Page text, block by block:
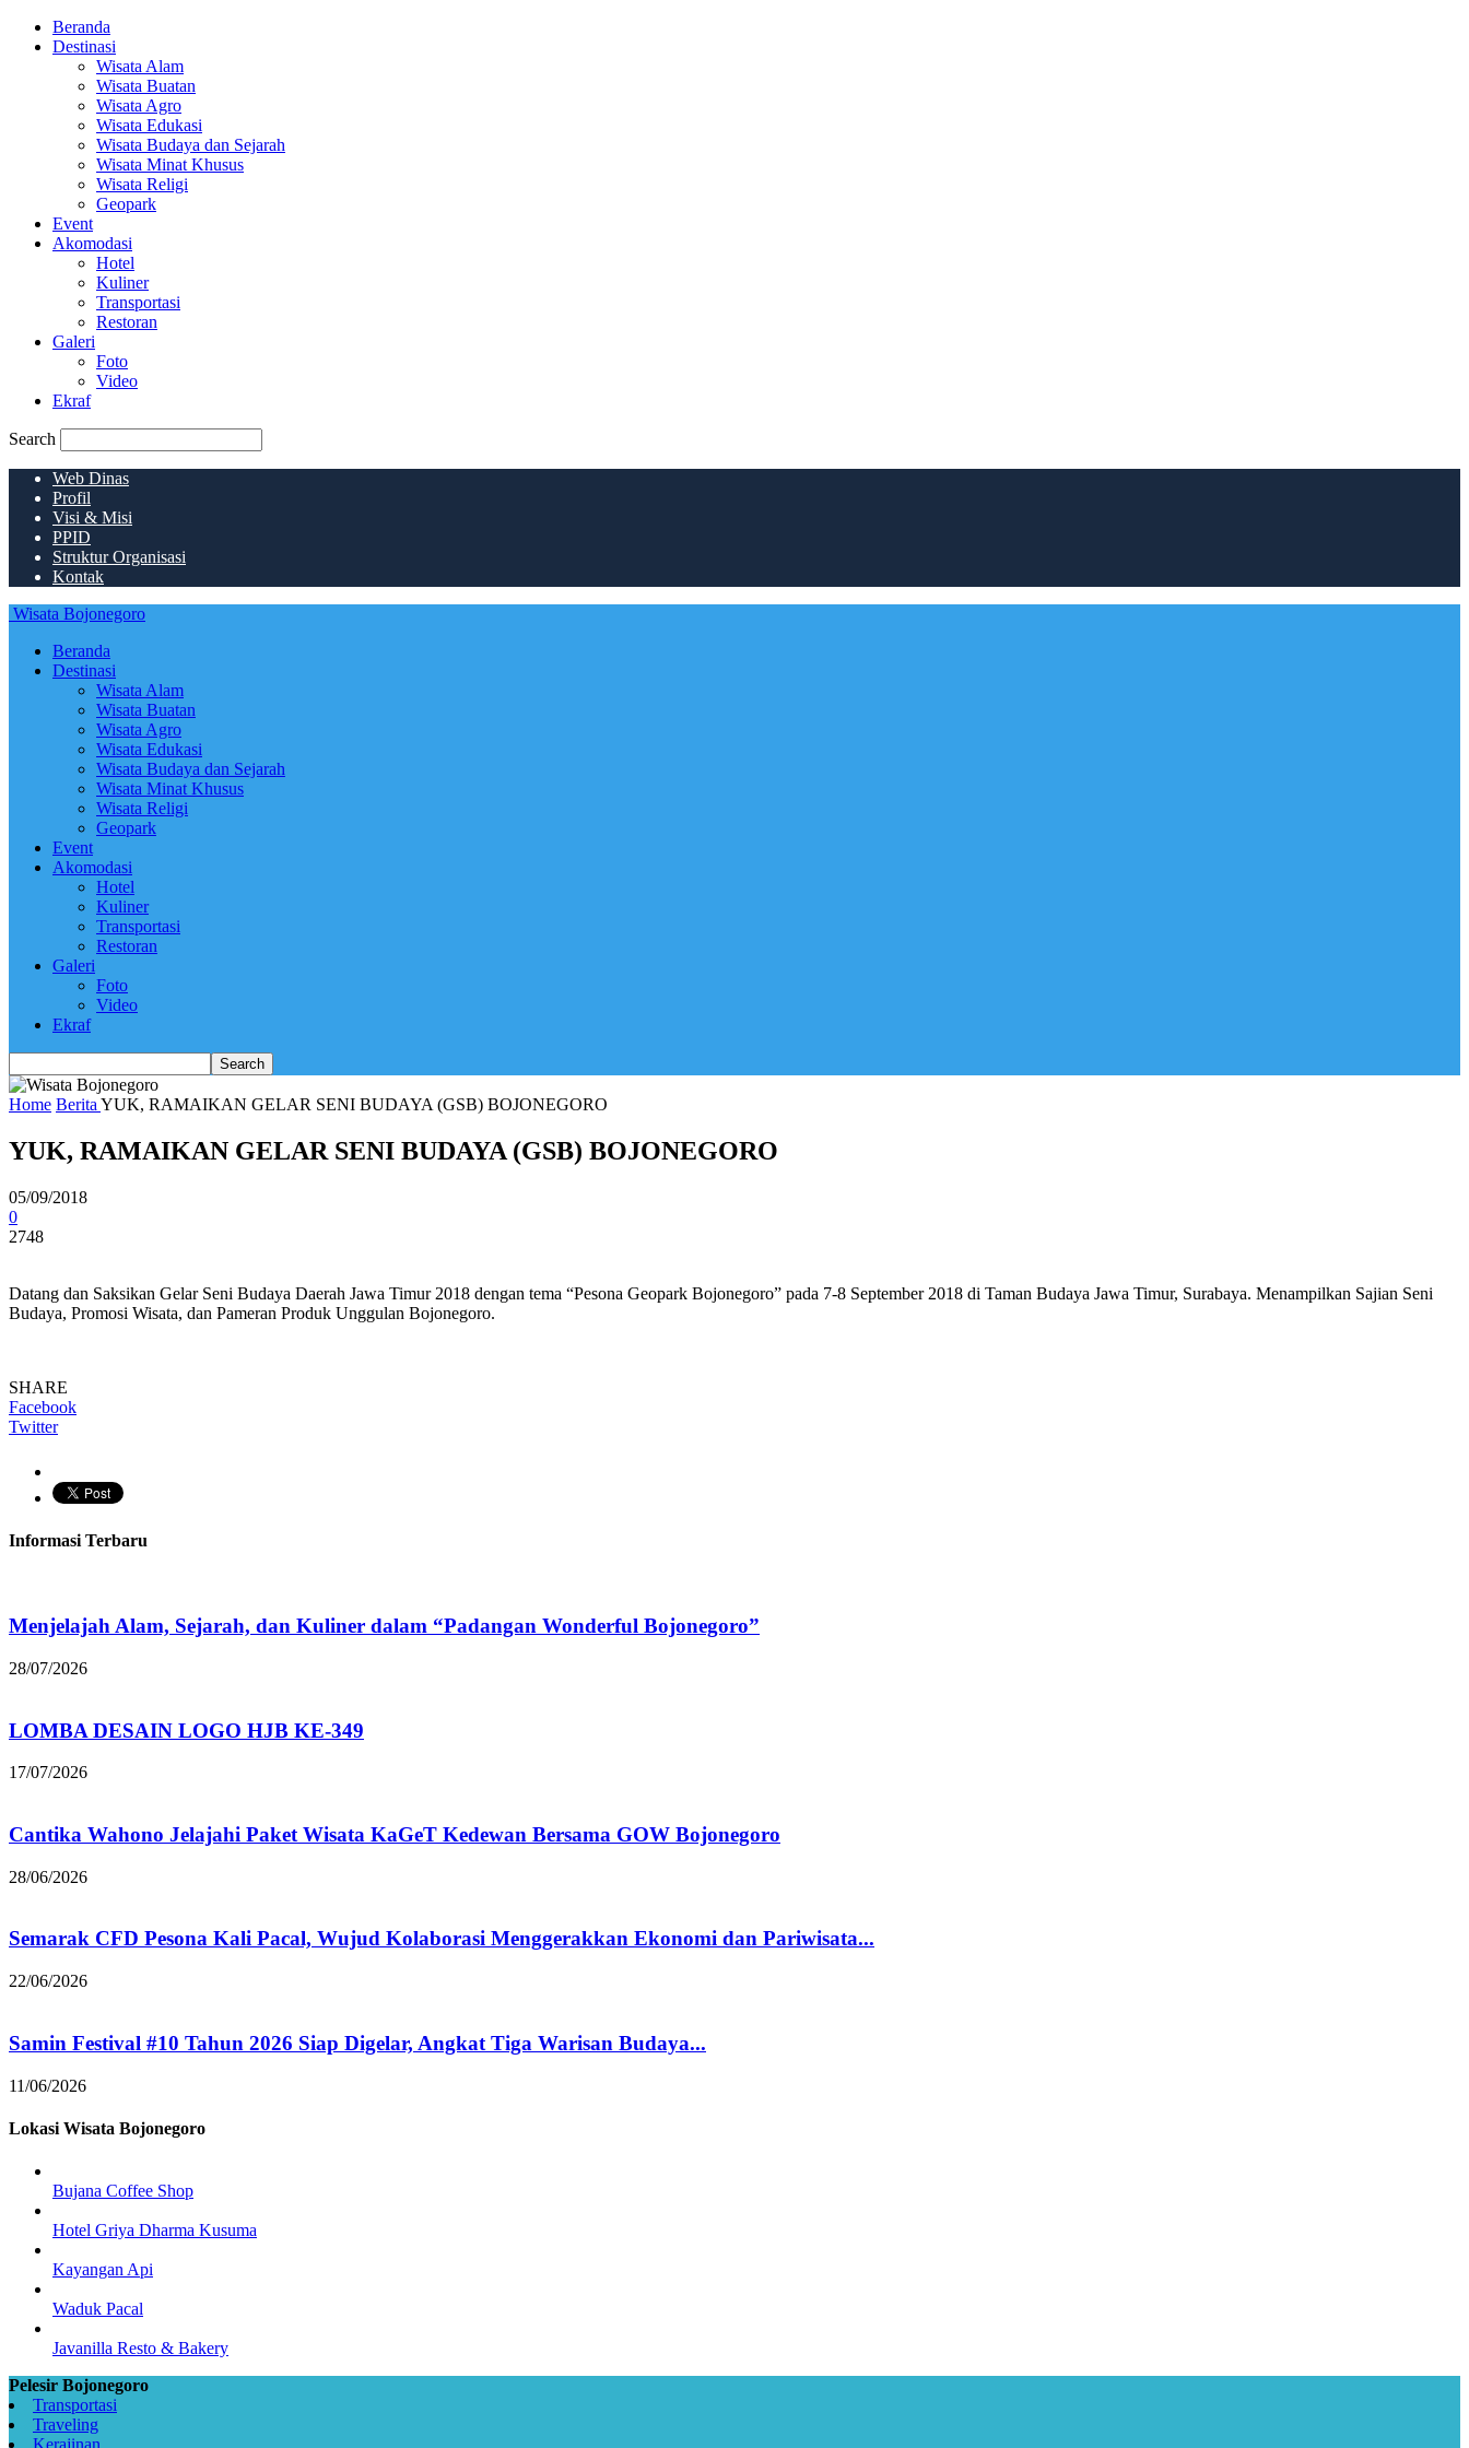
Beranda
Destinasi
Wisata Alam
Wisata Buatan
Wisata Agro
Wisata Edukasi
Wisata Budaya dan Sejarah
Wisata Minat Khusus
Wisata Religi
Geopark
Event
Akomodasi
Hotel
Kuliner
Transportasi
Restoran
Galeri
Foto
Video
Ekraf
Search
Web Dinas
Profil
Visi & Misi
PPID
Struktur Organisasi
Kontak
Wisata Bojonegoro
Beranda
Destinasi
Wisata Alam
Wisata Buatan
Wisata Agro
Wisata Edukasi
Wisata Budaya dan Sejarah
Wisata Minat Khusus
Wisata Religi
Geopark
Event
Akomodasi
Hotel
Kuliner
Transportasi
Restoran
Galeri
Foto
Video
Ekraf
Home Berita YUK, RAMAIKAN GELAR SENI BUDAYA (GSB) BOJONEGORO
YUK, RAMAIKAN GELAR SENI BUDAYA (GSB) BOJONEGORO
05/09/2018
0
2748
Datang dan Saksikan Gelar Seni Budaya Daerah Jawa Timur 2018 dengan tema “Pesona Geopark Bojonegoro” pada 7-8 September 2018 di Taman Budaya Jawa Timur, Surabaya. Menampilkan Sajian Seni
Budaya, Promosi Wisata, dan Pameran Produk Unggulan Bojonegoro.
SHARE
Facebook
Twitter
Informasi Terbaru
Menjelajah Alam, Sejarah, dan Kuliner dalam “Padangan Wonderful Bojonegoro”
28/07/2026
LOMBA DESAIN LOGO HJB KE-349
17/07/2026
Cantika Wahono Jelajahi Paket Wisata KaGeT Kedewan Bersama GOW Bojonegoro
28/06/2026
Semarak CFD Pesona Kali Pacal, Wujud Kolaborasi Menggerakkan Ekonomi dan Pariwisata...
22/06/2026
Samin Festival #10 Tahun 2026 Siap Digelar, Angkat Tiga Warisan Budaya...
11/06/2026
Lokasi Wisata Bojonegoro
Bujana Coffee Shop
Hotel Griya Dharma Kusuma
Kayangan Api
Waduk Pacal
Javanilla Resto & Bakery
Pelesir Bojonegoro
Transportasi
Traveling
Kerajinan